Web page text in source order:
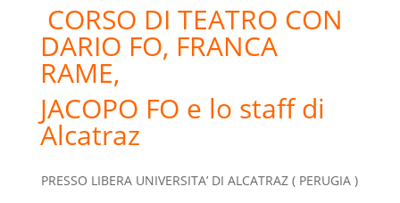
CORSO DI TEATRO CON
DARIO FO, FRANCA
RAME,
JACOPO FO e lo staff di
Alcatraz
PRESSO LIBERA UNIVERSITA’ DI ALCATRAZ ( PERUGIA )